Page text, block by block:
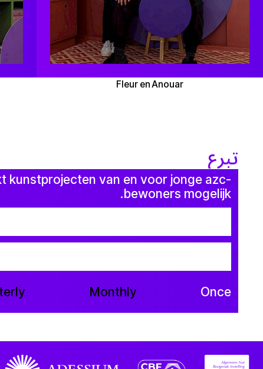
Fleur en Anouar
تبرع
kunstprojecten van en voor jonge azc-
bewoners mogelijk.
Once
Monthly